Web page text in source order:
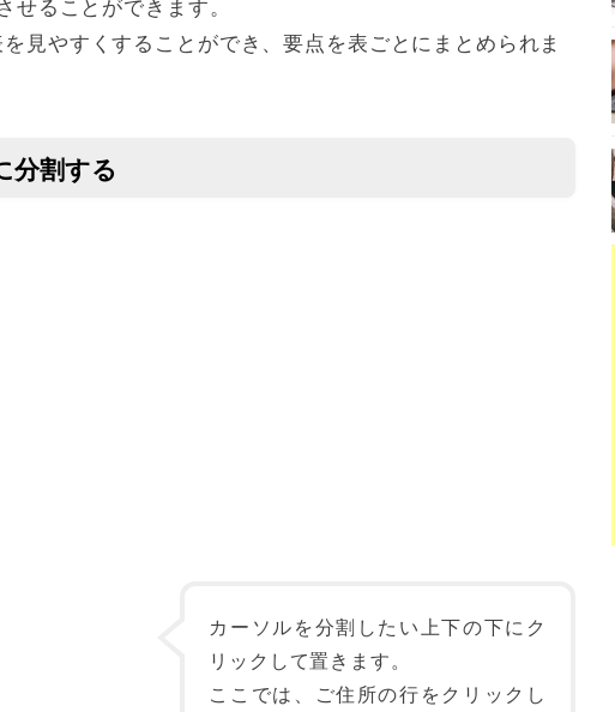
見やすくすることができ、要点を表ごとにまとめられま
分割する
カーソルを分割したい上下の下にク
リックして置きます。
ここでは、ご住所の行をクリックし